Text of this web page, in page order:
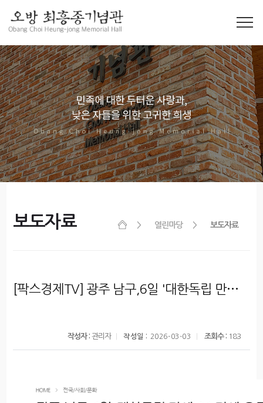
보도자료 열린마당 보도자료
[팍스경제TV] 광주 남구,6일 '대한독립 만세' 3.1 만세 운동 재현 - 제107주년 재현 행사 개최
작성자 : 관리자 작성일 : 2026-03-03 조회수 : 183